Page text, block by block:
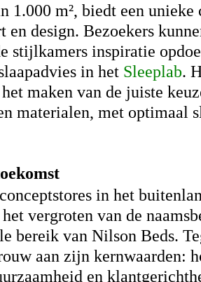
1.000 m², biedt een
en design. Bezoekers
stijlkamers inspiratie
in het Sleeplab.
maken van de juiste
materialen, met optimaal
in het
vergroten van de
bereik van Nilson Beds.
aan zijn kernwaarden:
en